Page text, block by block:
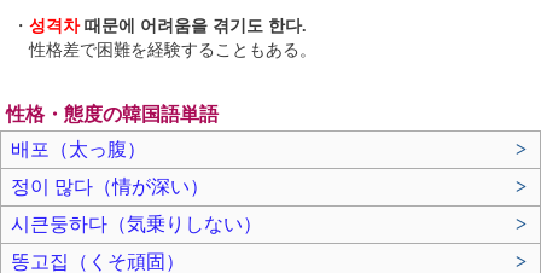
・ 성격차때문에 어려움을 겪기도 한다.
性格差で困難を経験することもある。
性格・態度の韓国語単語
배포（太っ腹）
>
정이 많다（情が深い）
>
시큰둥하다（気乗りしない）
>
똥고집（くそ頑固）
>